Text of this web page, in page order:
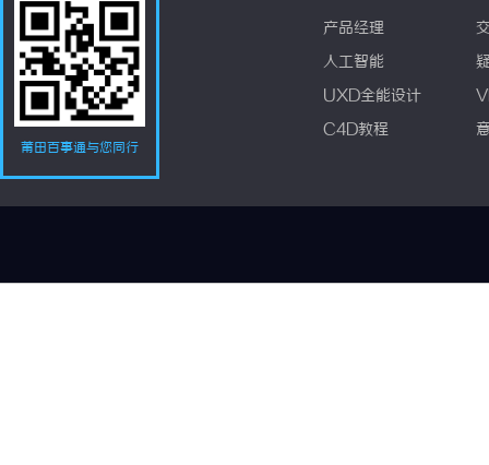
莆田百事通与您同行
产品经理
人工智能
UXD全能设计
C4D教程